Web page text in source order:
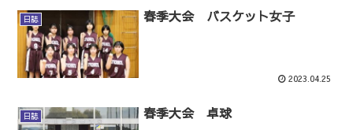
日誌 春季大会 バスケット女子
2023.04.25
日誌 春季大会 卓球